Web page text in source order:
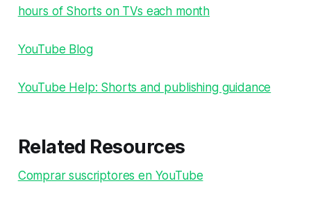
hours of Shorts on TVs each month
YouTube Blog
YouTube Help: Shorts and publishing guidance
Related Resources
Comprar suscriptores en YouTube